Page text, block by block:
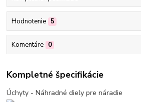
Hodnotenie 5
Komentáre 0
Kompletné špecifikácie
Úchyty - Náhradné diely pre náradie